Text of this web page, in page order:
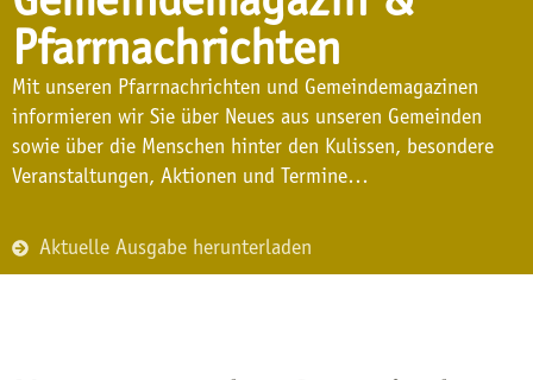
Pfarrnachrichten
Mit unseren Pfarrnachrichten und Gemeindemagazinen
informieren wir Sie über Neues aus unseren Gemeinden
sowie über die Menschen hinter den Kulissen, besondere
Veranstaltungen, Aktionen und Termine…
Aktuelle Ausgabe herunterladen